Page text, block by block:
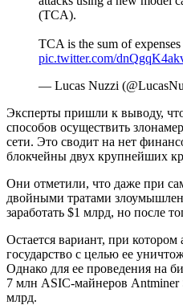
(TCA).
TCA is the sum of
pic.twitter.com/
— Lucas Nuzzi
Эксперты пришли к выводу,
способов осуществить
сети. Это сводит на нет
блокчейны двух крупнейших
Они отметили, что даже при
двойными тратами
заработать $1 млрд, но после
Остается вариант, при котором
государство с целью ее
Однако для ее проведения на
7 млн ASIC-майнеров Antminer
млрд.